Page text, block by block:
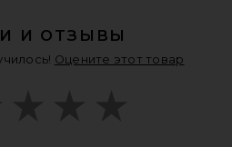
И ОТЗЫВЫ
Оцените этот товар